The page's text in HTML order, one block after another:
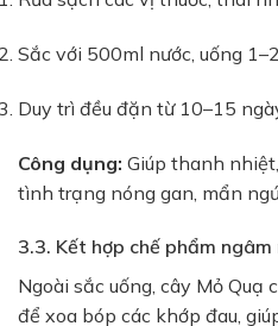
Sắc với 500ml nước, uống
Duy trì đều đặn từ 10–15
Công dụng: Giúp thanh
tình trạng nóng gan, mẩn
3.3. Kết hợp chế phẩm ngâm
Ngoài sắc uống, cây Mỏ Quạ
để xoa bóp các khớp đau,